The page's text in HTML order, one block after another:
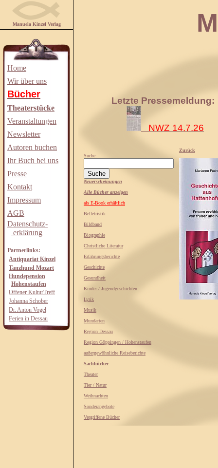
Manuela Kinzel Verlag
Home
Wir über uns
Bücher
Theaterstücke
Veranstaltungen
Newsletter
Autoren buchen
Ihr Buch bei uns
Presse
Kontakt
Impressum
AGB
Datenschutz-
erklärung
Partnerlinks:
Antiquariat Kinzel
Tanzhund Mozart
Hundepension
Hohenstaufen
Offener KulturTreff
Johanna Schober
Dr. Anton Vogel
Ferien in Dessau
Letzte Pressemeldung:
NWZ 14.7.26
Suche:
Neuerscheinungen
Alle Bücher anzeigen
als E-Book erhältlich
Belletristik
Bildband
Biographie
Christliche Literatur
Erfahrungsberichte
Geschichte
Gesundheit
Kinder / Jugendgeschichten
Lyrik
Musik
Mundarten
Region Dessau
Region Göppingen / Hohenstaufen
außergewöhnliche Reiseberichte
Sachbücher
Theater
Tier / Natur
Weihnachten
Sonderangebote
Vergriffene Bücher
Zurück